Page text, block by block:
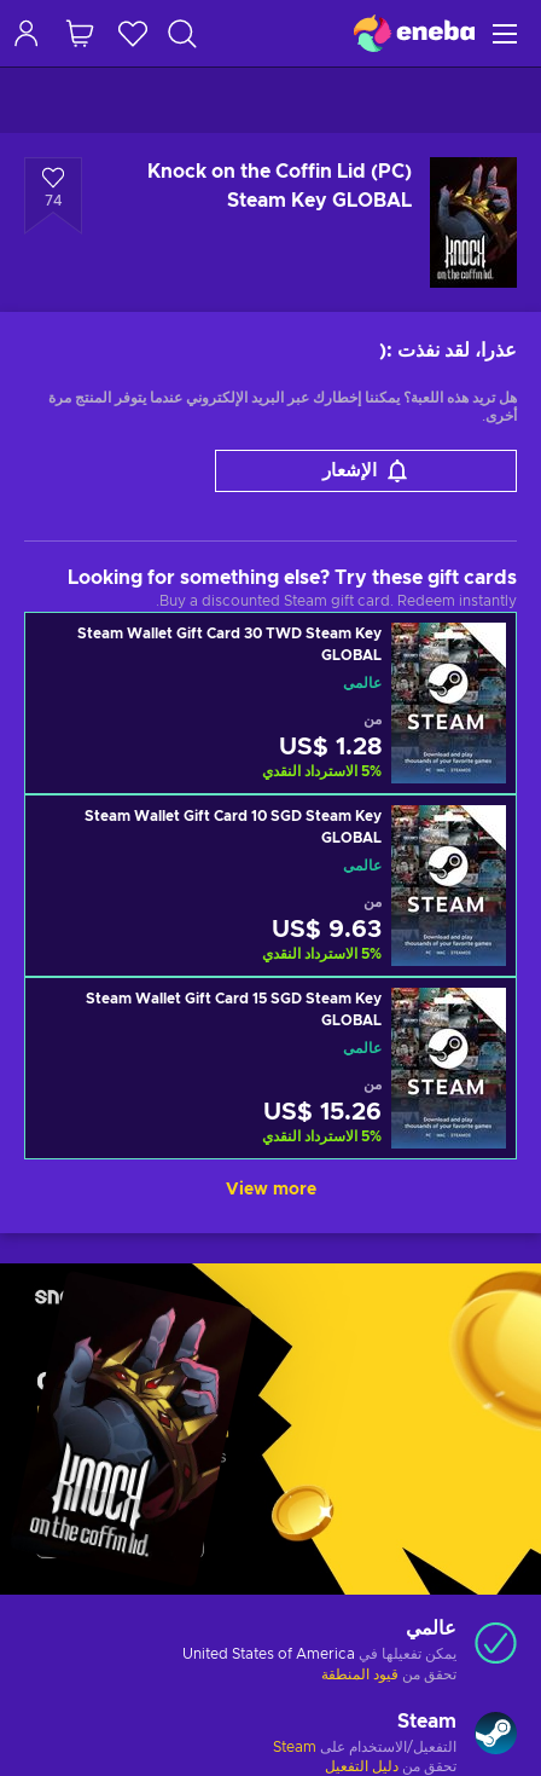
Knock on the Coffin Lid (PC)
Steam Key GLOBAL
74
عذرا، لقد نفذت :(
هل تريد هذه اللعبة؟ يمكننا إخطارك عبر البريد الإلكتروني عندما يتوفر المنتج مرة
أخرى.
الإشعار
Looking for something else? Try these gift cards
Buy a discounted Steam gift card. Redeem instantly.
Steam Wallet Gift Card 30 TWD Steam Key
GLOBAL
عالمي
من
US$ 1.28
5% الاسترداد النقدي
Steam Wallet Gift Card 10 SGD Steam Key
GLOBAL
عالمي
من
US$ 9.63
5% الاسترداد النقدي
Steam Wallet Gift Card 15 SGD Steam Key
GLOBAL
عالمي
من
US$ 15.26
5% الاسترداد النقدي
View more
عالمي
يمكن تفعيلها في United States of America
تحقق من قيود المنطقة
Steam
التفعيل/الاستخدام على Steam
تحقق من دليل التفعيل